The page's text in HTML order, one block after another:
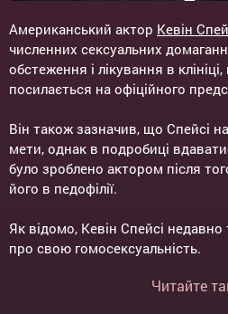
Американський актор Кевін
численних сексуальних
обстеження і лікування в
посилається на офіційного
Він також зазначив, що Спейсі
мети, однак в подробиці
було зроблено актором після
його в педофілії.
Як відомо, Кевін Спейсі
про свою гомосексуальність.
Читайте